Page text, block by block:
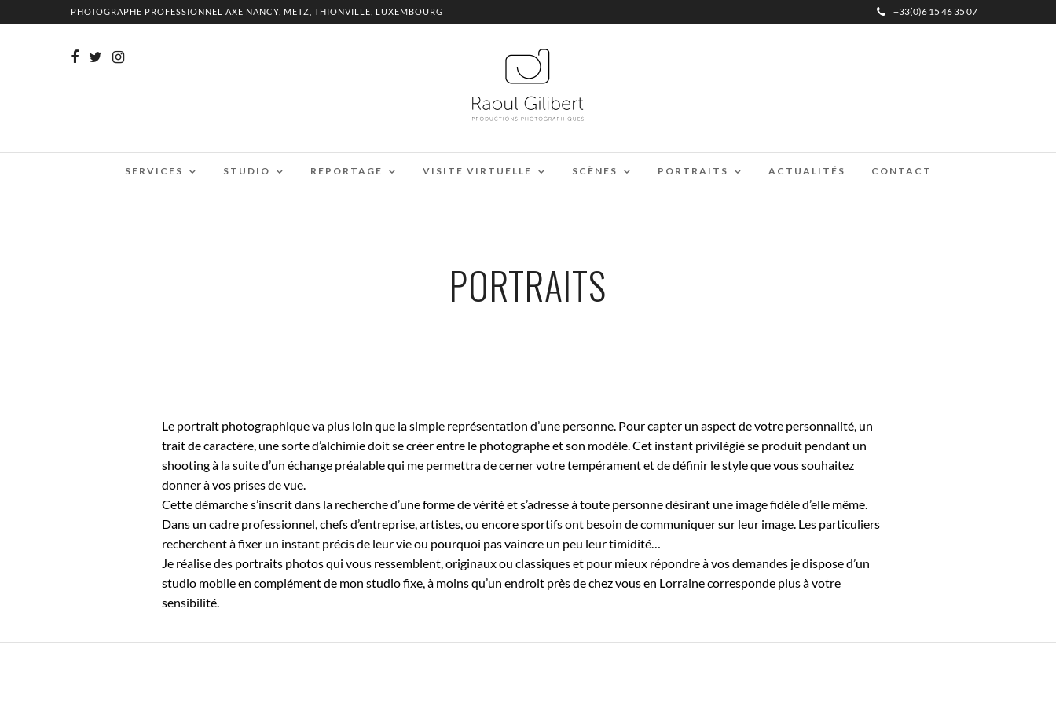
+33(0)6 15 46 35 07
PHOTOGRAPHE PROFESSIONNEL AXE NANCY, METZ, THIONVILLE, LUXEMBOURG
SERVICES STUDIO REPORTAGE VISITE VIRTUELLE SCÈNES PORTRAITS ACTUALITÉS CONTACT
PORTRAITS
Le portrait photographique va plus loin que la simple représentation d’une personne. Pour capter un aspect de votre personnalité, un
trait de caractère, une sorte d’alchimie doit se créer entre le photographe et son modèle. Cet instant privilégié se produit pendant un
shooting à la suite d’un échange préalable qui me permettra de cerner votre tempérament et de définir le style que vous souhaitez
donner à vos prises de vue.
Cette démarche s’inscrit dans la recherche d’une forme de vérité et s’adresse à toute personne désirant une image fidèle d’elle même.
Dans un cadre professionnel, chefs d’entreprise, artistes, ou encore sportifs ont besoin de communiquer sur leur image. Les particuliers
recherchent à fixer un instant précis de leur vie ou pourquoi pas vaincre un peu leur timidité…
Je réalise des portraits photos qui vous ressemblent, originaux ou classiques et pour mieux répondre à vos demandes je dispose d’un
studio mobile en complément de mon studio fixe, à moins qu’un endroit près de chez vous en Lorraine corresponde plus à votre
sensibilité.